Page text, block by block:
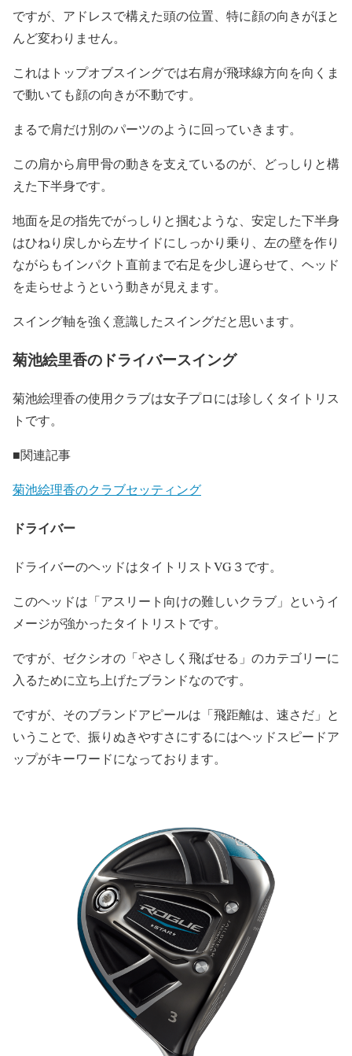
ですが、アドレスで構えた頭の位置、特に顔の向きがほと
んど変わりません。
これはトップオブスイングでは右肩が飛球線方向を向くま
で動いても顔の向きが不動です。
まるで肩だけ別のパーツのように回っていきます。
この肩から肩甲骨の動きを支えているのが、どっしりと構
えた下半身です。
地面を足の指先でがっしりと掴むような、安定した下半身
はひねり戻しから左サイドにしっかり乗り、左の壁を作り
ながらもインパクト直前まで右足を少し遅らせて、ヘッド
を走らせようという動きが見えます。
スイング軸を強く意識したスイングだと思います。
菊池絵里香のドライバースイング
菊池絵理香の使用クラブは女子プロには珍しくタイトリス
トです。
■関連記事
菊池絵理香のクラブセッティング
ドライバー
ドライバーのヘッドはタイトリストVG３です。
このヘッドは「アスリート向けの難しいクラブ」というイ
メージが強かったタイトリストです。
ですが、ゼクシオの「やさしく飛ばせる 」のカテゴリーに
入るために立ち上げたブランドなのです。
ですが、そのブランドアピールは「飛距離は、速さだ 」と
いうことで、振りぬきやすさにするにはヘッドスピードア
ップがキーワードになっております。